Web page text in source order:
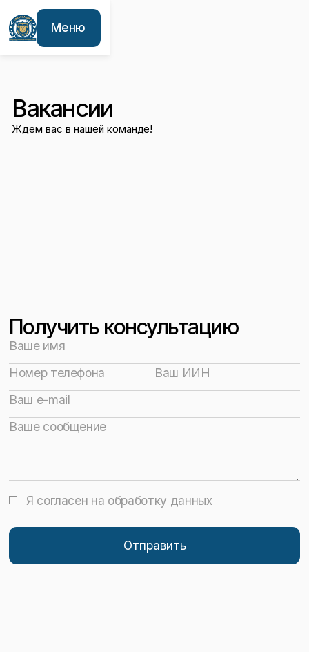
Меню
Вакансии
Ждем вас в нашей команде!
Получить консультацию
Я согласен на обработку данных